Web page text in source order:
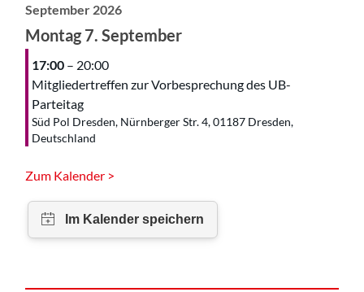
September 2026
Montag7. September
17:00 – 20:00
Mitgliedertreffen zur Vorbesprechung des UB-
Parteitag
Süd Pol Dresden, Nürnberger Str. 4, 01187 Dresden,
Deutschland
Zum Kalender >